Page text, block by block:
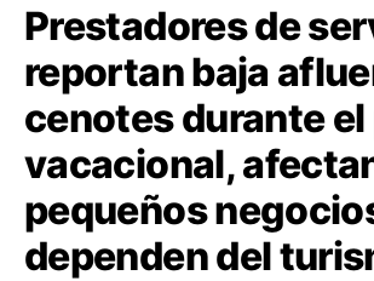
Prestadores de
reportan baja
cenotes durante
vacacional,
pequeños
dependen del